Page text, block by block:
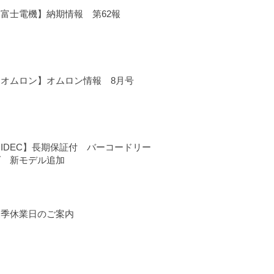
士電機】納期情報 第62報
ムロン】オムロン情報 8月号
】長期保証付 バーコードリー
新モデル追加
休業日のご案内